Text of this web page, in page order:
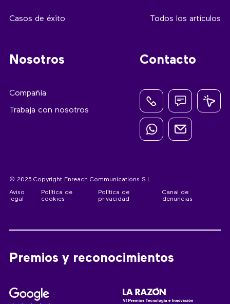
Casos de éxito Todos los artículos
Nosotros
Compañía
Trabaja con nosotros
Contacto
© 2025 Copyright Enreach Communications S.L
Aviso
legal
Política de
cookies
Política de
privacidad
Canal de
denuncias
Premios y reconocimientos